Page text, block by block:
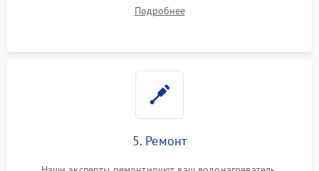
Подробнее
5. Ремонт